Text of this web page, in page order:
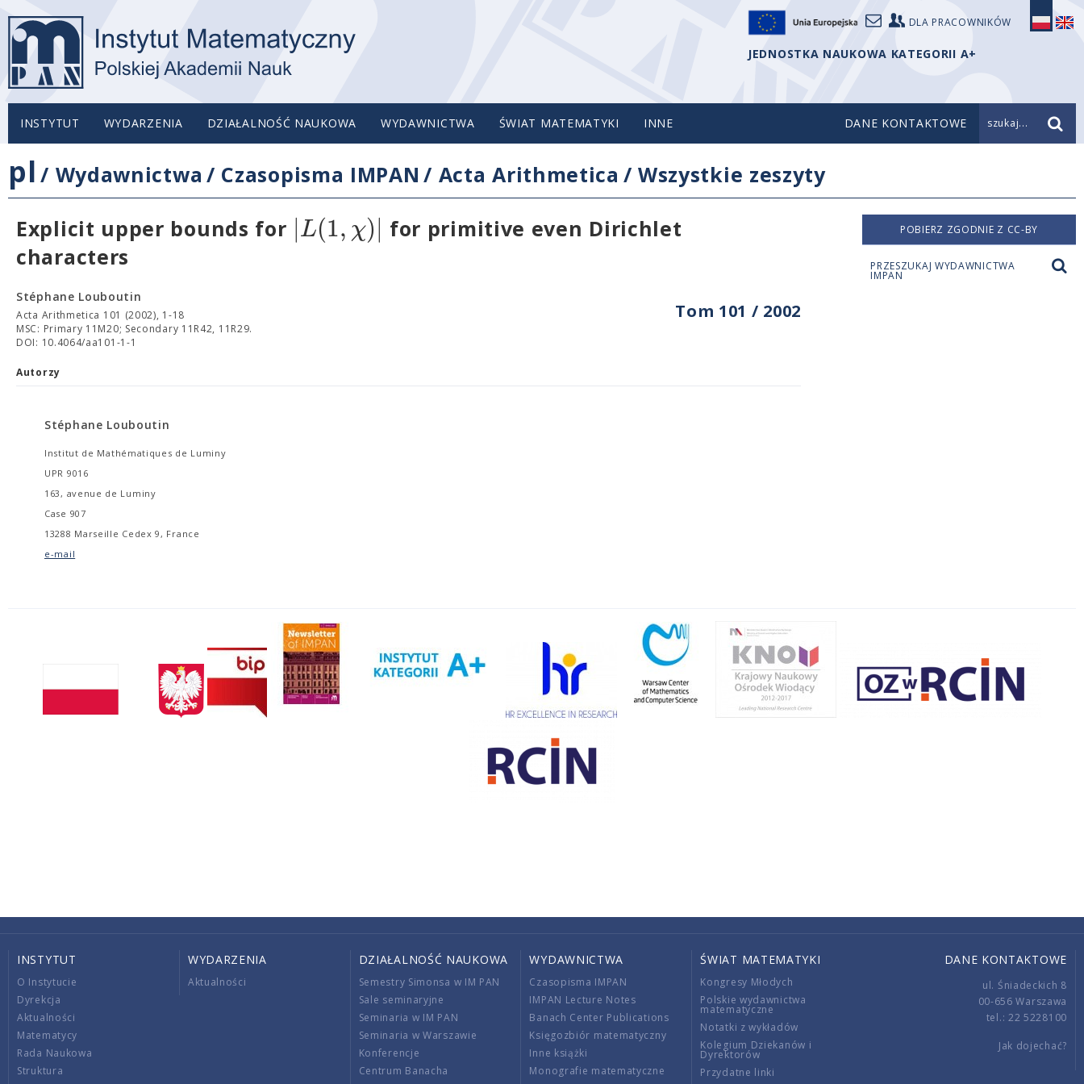
DLA PRACOWNIKÓW
JEDNOSTKA NAUKOWA KATEGORII A+
INSTYTUT WYDARZENIA DZIAŁALNOŚĆ NAUKOWA WYDAWNICTWA ŚWIAT MATEMATYKI INNE DANE KONTAKTOWE szukaj...
pl / Wydawnictwa / Czasopisma IMPAN / Acta Arithmetica / Wszystkie zeszyty
Explicit upper bounds for |L(1,χ)| for primitive even Dirichlet
characters
Tom 101 / 2002
Stéphane Louboutin
Acta Arithmetica 101 (2002), 1-18
MSC: Primary 11M20; Secondary 11R42, 11R29.
DOI: 10.4064/aa101-1-1
Autorzy
Stéphane Louboutin
Institut de Mathématiques de Luminy
UPR 9016
163, avenue de Luminy
Case 907
13288 Marseille Cedex 9, France
e-mail
POBIERZ ZGODNIE Z CC-BY
PRZESZUKAJ WYDAWNICTWA
IMPAN
INSTYTUT
O Instytucie
Dyrekcja
Aktualności
Matematycy
Rada Naukowa
Struktura
WYDARZENIA
Aktualności
DZIAŁALNOŚĆ NAUKOWA
Semestry Simonsa w IM PAN
Sale seminaryjne
Seminaria w IM PAN
Seminaria w Warszawie
Konferencje
Centrum Banacha
WYDAWNICTWA
Czasopisma IMPAN
IMPAN Lecture Notes
Banach Center Publications
Księgozbiór matematyczny
Inne książki
Monografie matematyczne
ŚWIAT MATEMATYKI
Kongresy Młodych
Polskie wydawnictwa
matematyczne
Notatki z wykładów
Kolegium Dziekanów i
Dyrektorów
Przydatne linki
DANE KONTAKTOWE
ul. Śniadeckich 8
00-656 Warszawa
tel.: 22 5228100
Jak dojechać?